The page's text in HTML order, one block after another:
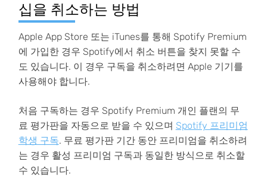
십을 취소하는 방법
Apple App Store 또는 iTunes를 통해 Spotify Premium
에 가입한 경우 Spotify에서 취소 버튼을 찾지 못할 수
도 있습니다. 이 경우 구독을 취소하려면 Apple 기기를
사용해야 합니다.
처음 구독하는 경우 Spotify Premium 개인 플랜의 무
료 평가판을 자동으로 받을 수 있으며 Spotify 프리미엄
학생 구독. 무료 평가판 기간 동안 프리미엄을 취소하려
는 경우 활성 프리미엄 구독과 동일한 방식으로 취소할
수 있습니다.